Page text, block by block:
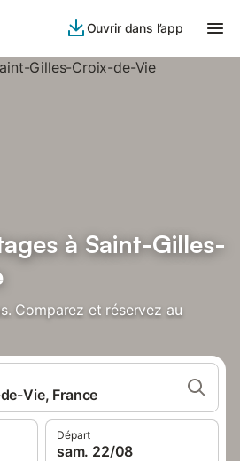
Ouvrir dans l’app
à Saint-Gilles-
Comparez et réservez au
Vie, France
Départ
sam. 22/08